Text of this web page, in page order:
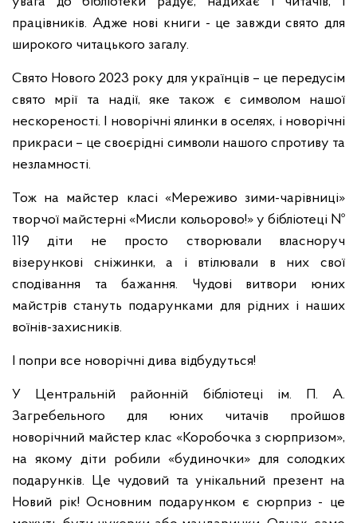
працівників. Адже нові книги - це завжди свято для
широкого читацького загалу.
Свято Нового 2023 року для українців – це передусім
свято мрії та надії, яке також є символом нашої
нескореності. І новорічні ялинки в оселях, і новорічні
прикраси – це своєрідні символи нашого спротиву та
незламності.
Тож на майстер класі «Мереживо зими-чарівниці»
творчої майстерні «Мисли кольорово!» у бібліотеці №
119 діти не просто створювали власноруч
візерункові сніжинки, а і втілювали в них свої
сподівання та бажання. Чудові витвори юних
майстрів стануть подарунками для рідних і наших
воїнів-захисників.
І попри все новорічні дива відбудуться!
У Центральній районній бібліотеці ім. П. А.
Загребельного для юних читачів пройшов
новорічний майстер клас «Коробочка з сюрпризом»,
на якому діти робили «будиночки» для солодких
подарунків. Це чудовий та унікальний презент на
Новий рік! Основним подарунком є сюрприз - це